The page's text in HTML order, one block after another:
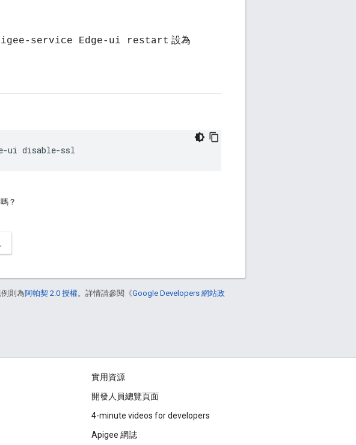
service Edge-ui restart 設為
ui disable-ssl
？
例則為阿帕契 2.0 授權。詳情請參閱《Google Developers 網站政
實用資源
開發人員總覽頁面
4-minute videos for developers
Apigee 網誌